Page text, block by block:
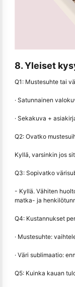
8. Yleiset
Q1: Mustesuhte tai
· Satunnainen
· Sekakuva +
Q2: Ovatko
Kyllä, varsinkin jos
Q3: Sopivatko
- Kyllä. Vähiten
matka- ja
Q4: Kustannukset
· Mustesuhte:
· Väri sublimaatio:
Q5: Kuinka kauan